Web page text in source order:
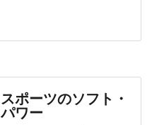
スポーツのソフト・
パワー